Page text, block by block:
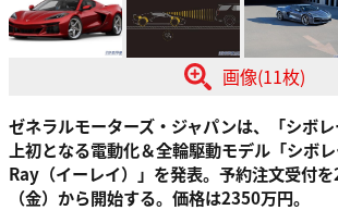
画像(11枚)
ゼネラルモーターズ・ジャパンは、「シボ
上初となる電動化＆全輪駆動モデル「シボ
Ray（イーレイ）」を発表。予約注文受付
（金）から開始する。価格は2350万円。